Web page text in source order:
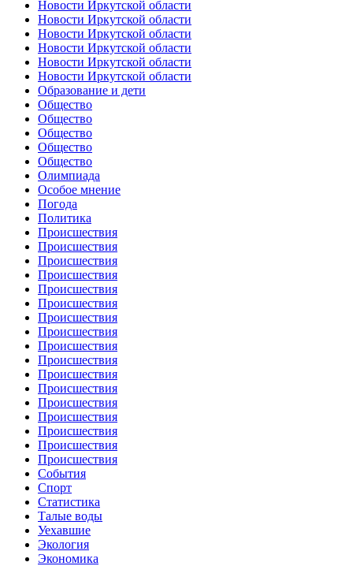
Новости Иркутской области
Новости Иркутской области
Новости Иркутской области
Новости Иркутской области
Новости Иркутской области
Новости Иркутской области
Образование и дети
Общество
Общество
Общество
Общество
Общество
Олимпиада
Особое мнение
Погода
Политика
Происшествия
Происшествия
Происшествия
Происшествия
Происшествия
Происшествия
Происшествия
Происшествия
Происшествия
Происшествия
Происшествия
Происшествия
Происшествия
Происшествия
Происшествия
Происшествия
Происшествия
События
Спорт
Статистика
Талые воды
Уехавшие
Экология
Экономика